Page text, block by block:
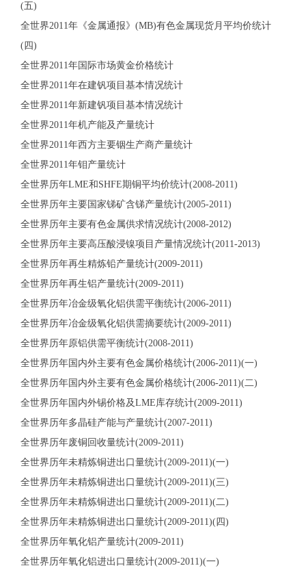
(五)
全世界2011年《金属通报》(MB)有色金属现货月平均价统计
(四)
全世界2011年国际市场黄金价格统计
全世界2011年在建钒项目基本情况统计
全世界2011年新建钒项目基本情况统计
全世界2011年机产能及产量统计
全世界2011年西方主要铟生产商产量统计
全世界2011年钼产量统计
全世界历年LME和SHFE期铜平均价统计(2008-2011)
全世界历年主要国家锑矿含锑产量统计(2005-2011)
全世界历年主要有色金属供求情况统计(2008-2012)
全世界历年主要高压酸浸镍项目产量情况统计(2011-2013)
全世界历年再生精炼铅产量统计(2009-2011)
全世界历年再生铝产量统计(2009-2011)
全世界历年冶金级氧化铝供需平衡统计(2006-2011)
全世界历年冶金级氧化铝供需摘要统计(2009-2011)
全世界历年原铝供需平衡统计(2008-2011)
全世界历年国内外主要有色金属价格统计(2006-2011)(一)
全世界历年国内外主要有色金属价格统计(2006-2011)(二)
全世界历年国内外锡价格及LME库存统计(2009-2011)
全世界历年多晶硅产能与产量统计(2007-2011)
全世界历年废铜回收量统计(2009-2011)
全世界历年未精炼铜进出口量统计(2009-2011)(一)
全世界历年未精炼铜进出口量统计(2009-2011)(三)
全世界历年未精炼铜进出口量统计(2009-2011)(二)
全世界历年未精炼铜进出口量统计(2009-2011)(四)
全世界历年氧化铝产量统计(2009-2011)
全世界历年氧化铝进出口量统计(2009-2011)(一)